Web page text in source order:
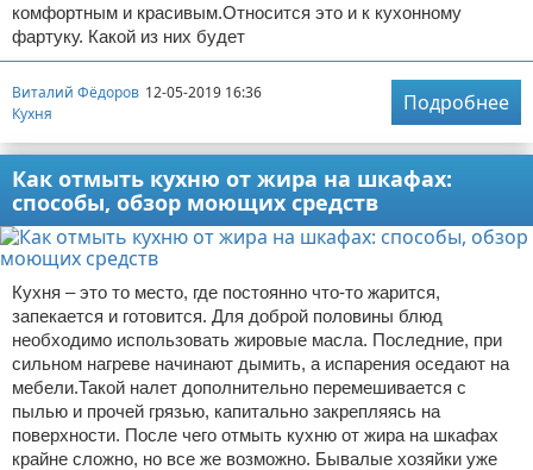
комфортным и красивым.Относится это и к кухонному
фартуку. Какой из них будет
Виталий Фёдоров 12-05-2019 16:36
Кухня
Подробнее
Как отмыть кухню от жира на шкафах:
способы, обзор моющих средств
Кухня – это то место, где постоянно что-то жарится,
запекается и готовится. Для доброй половины блюд
необходимо использовать жировые масла. Последние, при
сильном нагреве начинают дымить, а испарения оседают на
мебели.Такой налет дополнительно перемешивается с
пылью и прочей грязью, капитально закрепляясь на
поверхности. После чего отмыть кухню от жира на шкафах
крайне сложно, но все же возможно. Бывалые хозяйки уже